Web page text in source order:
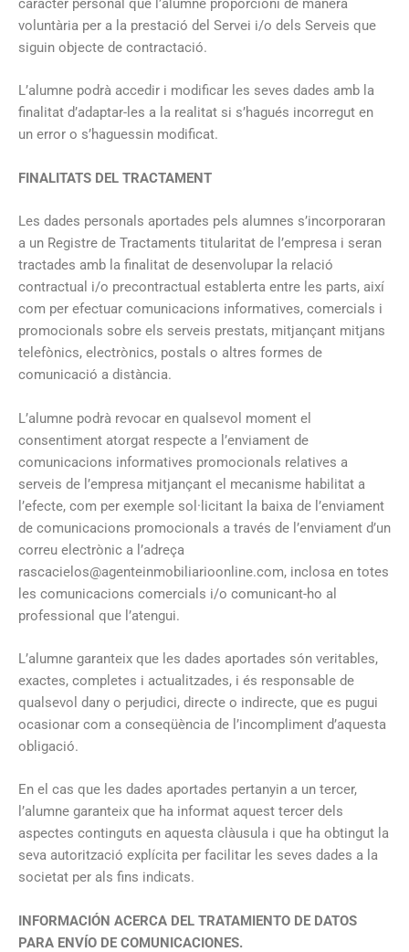
caràcter personal que l’alumne proporcioni de manera
voluntària per a la prestació del Servei i/o dels Serveis que
siguin objecte de contractació.
L’alumne podrà accedir i modificar les seves dades amb la
finalitat d’adaptar-les a la realitat si s’hagués incorregut en
un error o s’haguessin modificat.
FINALITATS DEL TRACTAMENT
Les dades personals aportades pels alumnes s’incorporaran
a un Registre de Tractaments titularitat de l’empresa i seran
tractades amb la finalitat de desenvolupar la relació
contractual i/o precontractual establerta entre les parts, així
com per efectuar comunicacions informatives, comercials i
promocionals sobre els serveis prestats, mitjançant mitjans
telefònics, electrònics, postals o altres formes de
comunicació a distància.
L’alumne podrà revocar en qualsevol moment el
consentiment atorgat respecte a l’enviament de
comunicacions informatives promocionals relatives a
serveis de l’empresa mitjançant el mecanisme habilitat a
l’efecte, com per exemple sol·licitant la baixa de l’enviament
de comunicacions promocionals a través de l’enviament d’un
correu electrònic a l’adreça
rascacielos@agenteinmobiliarioonline.com, inclosa en totes
les comunicacions comercials i/o comunicant-ho al
professional que l’atengui.
L’alumne garanteix que les dades aportades són veritables,
exactes, completes i actualitzades, i és responsable de
qualsevol dany o perjudici, directe o indirecte, que es pugui
ocasionar com a conseqüència de l’incompliment d’aquesta
obligació.
En el cas que les dades aportades pertanyin a un tercer,
l’alumne garanteix que ha informat aquest tercer dels
aspectes continguts en aquesta clàusula i que ha obtingut la
seva autorització explícita per facilitar les seves dades a la
societat per als fins indicats.
INFORMACIÓN ACERCA DEL TRATAMIENTO DE DATOS
PARA ENVÍO DE COMUNICACIONES.